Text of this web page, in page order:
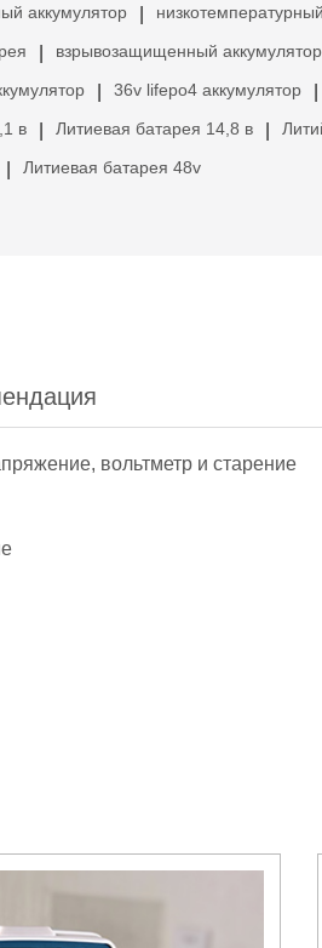
аккумулятор
взрывозащищенный аккумулятор
36v lifepo4 аккумулятор
в Литиевая батарея 14,8 в
Литиевая батарея 48v
вольтметр и старение